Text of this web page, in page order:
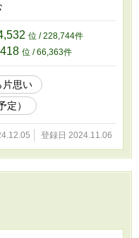
なった。 ケインがシェリ
敷での生活が令嬢らしくな
の態度がシェリーナを苦
悔しながらもう一度関係を
張る。 そしてシェリー
位 / 228,744件
位 / 66,363件
片思い
定）
登録日 2024.11.06